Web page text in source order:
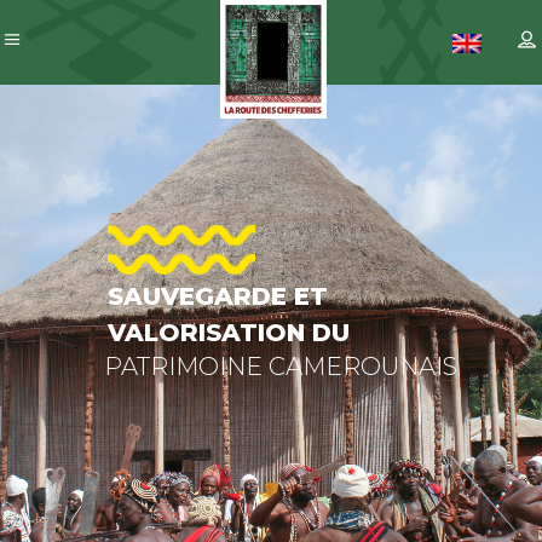
SAUVEGARDE
ET
VALORISATION
DU